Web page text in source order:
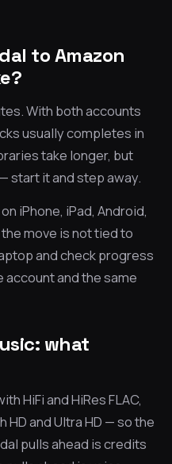
to Amazon
With both accounts
usually completes in
take longer, but
start it and step away.
iPhone, iPad, Android,
move is not tied to
and check progress
account and the same
what
HiFi and HiRes FLAC,
HD and Ultra HD — so the
pulls ahead is credits